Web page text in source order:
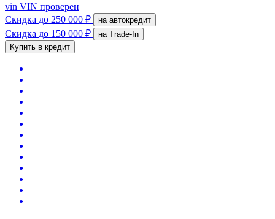
vin VIN проверен
Скидка до 250 000 ₽ на автокредит
Скидка до 150 000 ₽
на Trade-In
Купить в кредит